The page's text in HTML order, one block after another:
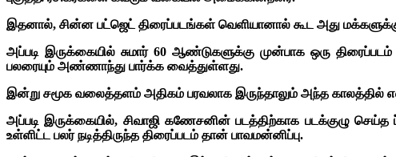
இதனால், சின்ன பட்ஜெட் திரைப்படங்கள் வெளியானால் கூட அது மக்களுக்கு
அப்படி இருக்கையில் சுமார் 60 ஆண்டுகளுக்கு முன்பாக ஒரு
பலரையும் அண்ணாந்து பார்க்க வைத்துள்ளது.
இன்று சமூக வலைத்தளம் அதிகம் பரவலாக இருந்தாலும் அந்த காலத்தில்
அப்படி இருக்கையில், சிவாஜி கணேசனின் படத்திற்காக படக்குழு
உள்ளிட்ட பலர் நடித்திருந்த திரைப்படம் தான் பாவமன்னிப்பு.